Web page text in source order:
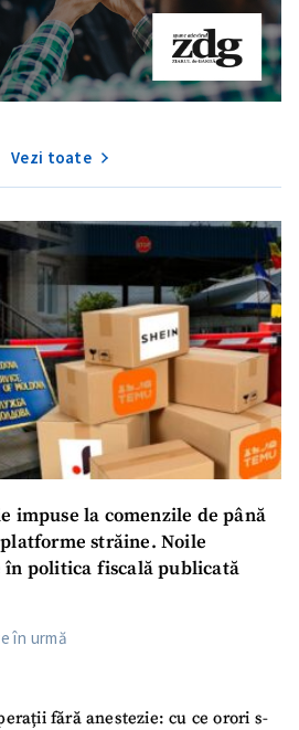
Despre ZdG
на русском
Vezi toate
impuse la comenzile de până
străine. Noile
politica fiscală publicată
în urmă
fără anestezie: cu ce orori s-